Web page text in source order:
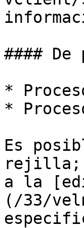
#### De
*
*
Es
rejilla;
a la
(/33/